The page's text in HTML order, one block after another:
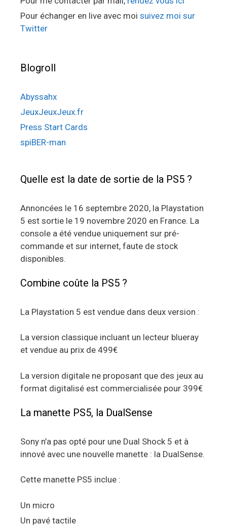
Pour échanger en live avec moi suivez moi sur
Twitter
Blogroll
Abyssahx
JeuxJeuxJeux.fr
Press Start Cards
spiBER-man
Quelle est la date de sortie de la PS5 ?
Annoncées le 16 septembre 2020, la Playstation
5 est sortie le 19 novembre 2020 en France. La
console a été vendue uniquement sur pré-
commande et sur internet, faute de stock
disponibles.
Combine coûte la PS5 ?
La Playstation 5 est vendue dans deux version :
La version classique incluant un lecteur blueray
et vendue au prix de 499€
La version digitale ne proposant que des jeux au
format digitalisé est commercialisée pour 399€
La manette PS5, la DualSense
Sony n’a pas opté pour une Dual Shock 5 et à
innové avec une nouvelle manette : la DualSense.
Cette manette PS5 inclue :
Un micro
Un pavé tactile